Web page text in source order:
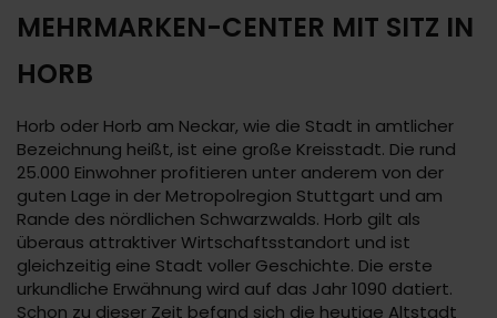
MEHRMARKEN-CENTER MIT SITZ IN
HORB
Horb oder Horb am Neckar, wie die Stadt in amtlicher
Bezeichnung heißt, ist eine große Kreisstadt. Die rund
25.000 Einwohner profitieren unter anderem von der
guten Lage in der Metropolregion Stuttgart und am
Rande des nördlichen Schwarzwalds. Horb gilt als
überaus attraktiver Wirtschaftsstandort und ist
gleichzeitig eine Stadt voller Geschichte. Die erste
urkundliche Erwähnung wird auf das Jahr 1090 datiert.
Schon zu dieser Zeit befand sich die heutige Altstadt